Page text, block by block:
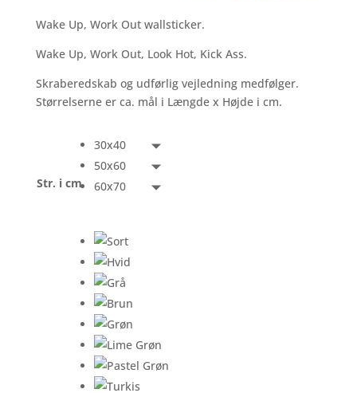
Wake Up, Work Out wallsticker.
Wake Up, Work Out, Look Hot, Kick Ass.
Skraberedskab og udførlig vejledning medfølger.
Størrelserne er ca. mål i Længde x Højde i cm.
Str. i cm
30x40
50x60
60x70